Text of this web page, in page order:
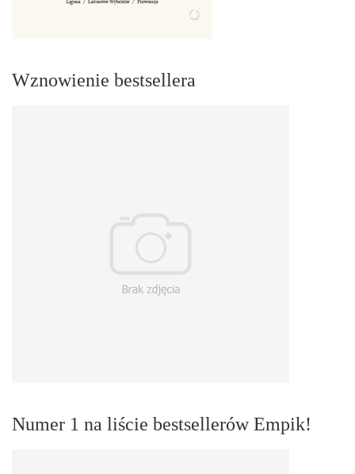
Wznowienie bestsellera
Numer 1 na liście bestsellerów Empik!